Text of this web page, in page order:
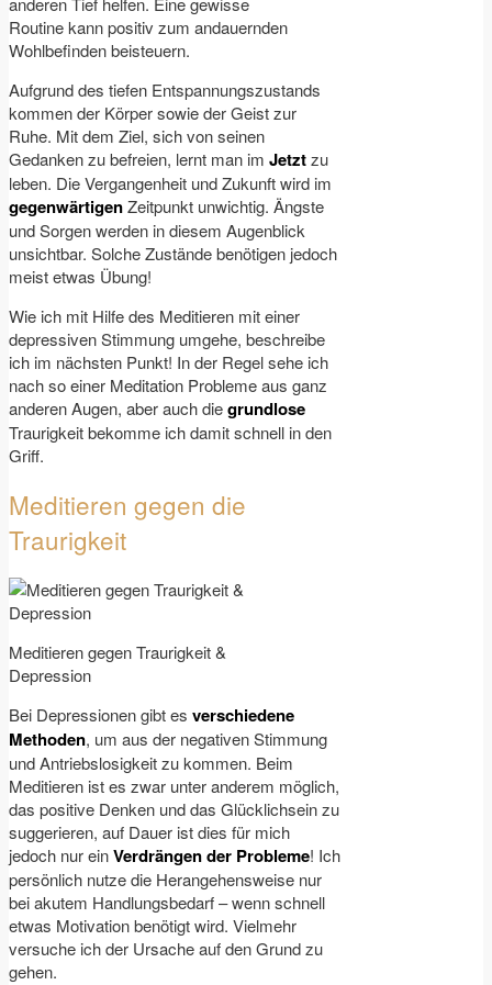
Routine kann positiv zum andauernden
Wohlbefinden beisteuern.
Aufgrund des tiefen Entspannungszustands
kommen der Körper sowie der Geist zur
Ruhe. Mit dem Ziel, sich von seinen
Gedanken zu befreien, lernt man im Jetztzu
leben. Die Vergangenheit und Zukunft wird im
gegenwärtigenZeitpunkt unwichtig. Ängste
und Sorgen werden in diesem Augenblick
unsichtbar. Solche Zustände benötigen jedoch
meist etwas Übung!
Wie ich mit Hilfe des Meditieren mit einer
depressiven Stimmung umgehe, beschreibe
ich im nächsten Punkt! In der Regel sehe ich
nach so einer Meditation Probleme aus ganz
anderen Augen, aber auch diegrundlose
Traurigkeit bekomme ich damit schnell in den
Griff.
Meditieren gegen die
Traurigkeit
Meditieren gegen Traurigkeit &
Depression
Bei Depressionen gibt es verschiedene
Methoden, um aus der negativen Stimmung
und Antriebslosigkeit zu kommen. Beim
Meditieren ist es zwar unter anderem möglich,
das positive Denken und das Glücklichsein zu
suggerieren, auf Dauer ist dies für mich
jedoch nur einVerdrängen der Probleme! Ich
persönlich nutze die Herangehensweise nur
bei akutem Handlungsbedarf – wenn schnell
etwas Motivation benötigt wird. Vielmehr
versuche ich der Ursache auf den Grund zu
gehen.